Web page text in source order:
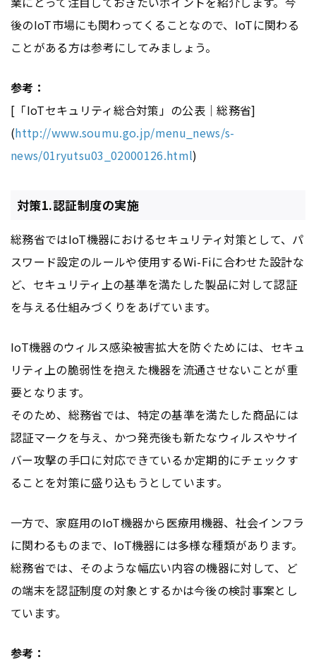
後のIoT市場にも関わってくることなので、IoTに関わる
ことがある方は参考にしてみましょう。
参考：
[「IoTセキュリティ総合対策」の公表｜総務省]
(http://www.soumu.go.jp/menu_news/s-
news/01ryutsu03_02000126.html)
対策1.認証制度の実施
総務省ではIoT機器におけるセキュリティ対策として、パ
スワード設定のルールや使用するWi-Fiに合わせた設計な
ど、セキュリティ上の基準を満たした製品に対して認証
を与える仕組みづくりをあげています。
IoT機器のウィルス感染被害拡大を防ぐためには、セキュ
リティ上の脆弱性を抱えた機器を流通させないことが重
要となります。
そのため、総務省では、特定の基準を満たした商品には
認証マークを与え、かつ発売後も新たなウィルスやサイ
バー攻撃の手口に対応できているか定期的にチェックす
ることを対策に盛り込もうとしています。
一方で、家庭用のIoT機器から医療用機器、社会インフラ
に関わるものまで、IoT機器には多様な種類があります。
総務省では、そのような幅広い内容の機器に対して、ど
の端末を認証制度の対象とするかは今後の検討事案とし
ています。
参考：